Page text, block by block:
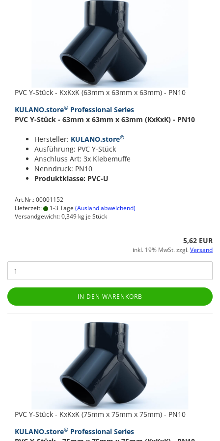
PVC Y-Stück - KxKxK (63mm x 63mm x 63mm) - PN10
KULANO.store© Professional Series
PVC Y-Stück - 63mm x 63mm x 63mm (KxKxK) - PN10
Hersteller: KULANO.store©
Ausführung: PVC Y-Stück
Anschluss Art: 3x Klebemuffe
Nenndruck: PN10
Produktklasse: PVC-U
Art.Nr.: 00001152
Lieferzeit:
1-3 Tage (Ausland abweichend)
Versandgewicht:0,349 kg je Stück
5,62 EUR
inkl. 19% MwSt. zzgl.Versand
IN DEN WARENKORB
PVC Y-Stück - KxKxK (75mm x 75mm x 75mm) - PN10
KULANO.store© Professional Series